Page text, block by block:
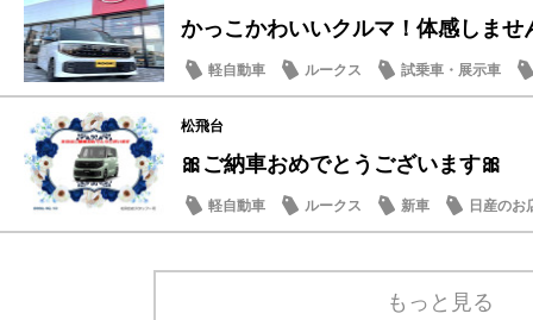
かっこかわいいクルマ！体感しませ
軽自動車 ルークス 試乗車・展示車
松飛台
🎀ご納車おめでとうございます🎀
軽自動車 ルークス 新車 日産のお
もっと見る